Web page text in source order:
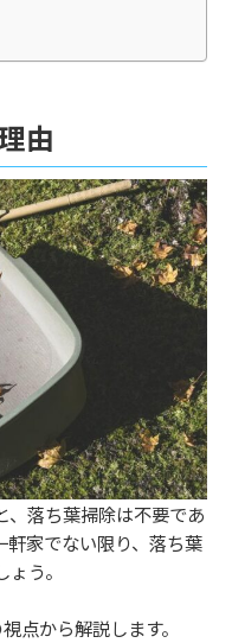
由
、落ち葉掃除は不要であ
軒家でない限り、落ち葉
う。
点から解説します。